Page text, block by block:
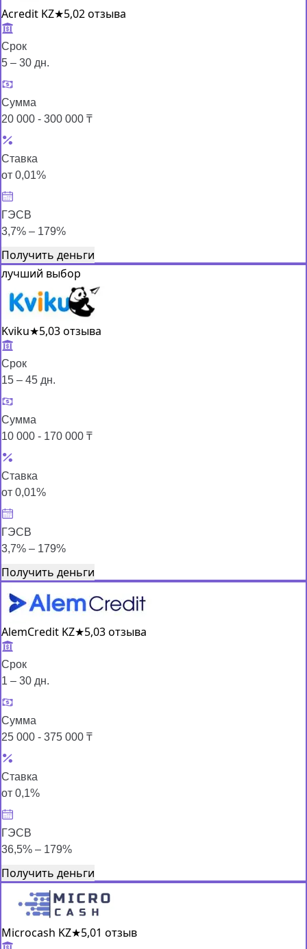
Acredit KZ★5,02 отзыва
Срок
5 – 30 дн.
Сумма
20 000 - 300 000 ₸
Ставка
от 0,01%
ГЭСВ
3,7% – 179%
Получить деньги
лучший выбор
Kviku★5,03 отзыва
Срок
15 – 45 дн.
Сумма
10 000 - 170 000 ₸
Ставка
от 0,01%
ГЭСВ
3,7% – 179%
Получить деньги
AlemCredit KZ★5,03 отзыва
Срок
1 – 30 дн.
Сумма
25 000 - 375 000 ₸
Ставка
от 0,1%
ГЭСВ
36,5% – 179%
Получить деньги
Microcash KZ★5,01 отзыв